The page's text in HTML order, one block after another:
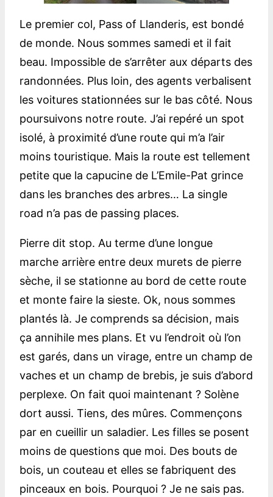
Le premier col, Pass of Llanderis, est bondé
de monde. Nous sommes samedi et il fait
beau. Impossible de s’arrêter aux départs des
randonnées. Plus loin, des agents verbalisent
les voitures stationnées sur le bas côté. Nous
poursuivons notre route. J’ai repéré un spot
isolé, à proximité d’une route qui m’a l’air
moins touristique. Mais la route est tellement
petite que la capucine de L’Emile-Pat grince
dans les branches des arbres… La single
road n’a pas de passing places.
Pierre dit stop. Au terme d’une longue
marche arrière entre deux murets de pierre
sèche, il se stationne au bord de cette route
et monte faire la sieste. Ok, nous sommes
plantés là. Je comprends sa décision, mais
ça annihile mes plans. Et vu l’endroit où l’on
est garés, dans un virage, entre un champ de
vaches et un champ de brebis, je suis d’abord
perplexe. On fait quoi maintenant ? Solène
dort aussi. Tiens, des mûres. Commençons
par en cueillir un saladier. Les filles se posent
moins de questions que moi. Des bouts de
bois, un couteau et elles se fabriquent des
pinceaux en bois. Pourquoi ? Je ne sais pas.